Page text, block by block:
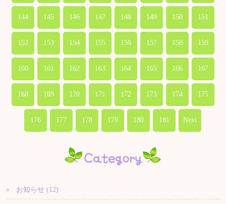
144 145 146 147 148 149 150 151
152 153 154 155 156 157 158 159
160 161 162 163 164 165 166 167
168 169 170 171 172 173 174 175
176 177 178 179 180 181 Next
お知らせ (12)